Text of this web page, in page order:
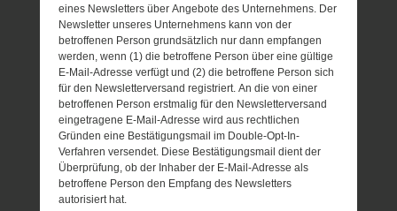
eines Newsletters über Angebote des Unternehmens. Der
Newsletter unseres Unternehmens kann von der
betroffenen Person grundsätzlich nur dann empfangen
werden, wenn (1) die betroffene Person über eine gültige
E-Mail-Adresse verfügt und (2) die betroffene Person sich
für den Newsletterversand registriert. An die von einer
betroffenen Person erstmalig für den Newsletterversand
eingetragene E-Mail-Adresse wird aus rechtlichen
Gründen eine Bestätigungsmail im Double-Opt-In-
Verfahren versendet. Diese Bestätigungsmail dient der
Überprüfung, ob der Inhaber der E-Mail-Adresse als
betroffene Person den Empfang des Newsletters
autorisiert hat.